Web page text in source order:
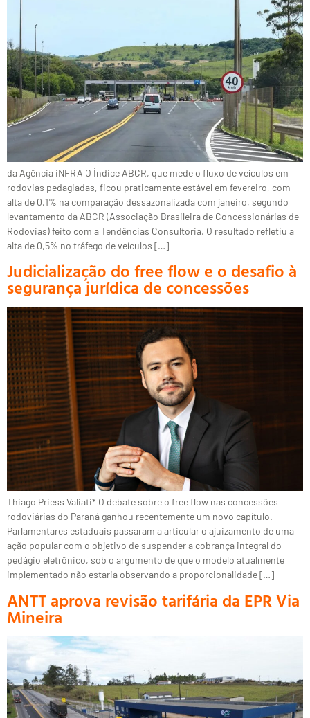
da Agência iNFRA O Índice ABCR, que mede o fluxo de veículos em
rodovias pedagiadas, ficou praticamente estável em fevereiro, com
alta de 0,1% na comparação dessazonalizada com janeiro, segundo
levantamento da ABCR (Associação Brasileira de Concessionárias de
Rodovias) feito com a Tendências Consultoria. O resultado refletiu a
alta de 0,5% no tráfego de veículos […]
Judicialização do free flow e o desafio à
segurança jurídica de concessões
Thiago Priess Valiati* O debate sobre o free flow nas concessões
rodoviárias do Paraná ganhou recentemente um novo capítulo.
Parlamentares estaduais passaram a articular o ajuizamento de uma
ação popular com o objetivo de suspender a cobrança integral do
pedágio eletrônico, sob o argumento de que o modelo atualmente
implementado não estaria observando a proporcionalidade […]
ANTT aprova revisão tarifária da EPR Via
Mineira